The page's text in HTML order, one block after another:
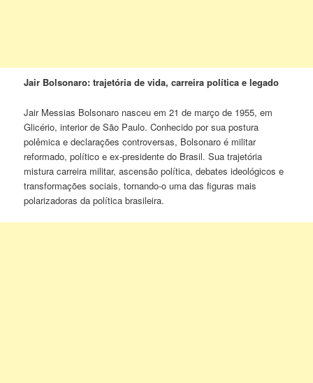
Jair Bolsonaro: trajetória de vida, carreira política e legado
Jair Messias Bolsonaro nasceu em 21 de março de 1955, em
Glicério, interior de São Paulo. Conhecido por sua postura
polêmica e declarações controversas, Bolsonaro é militar
reformado, político e ex-presidente do Brasil. Sua trajetória
mistura carreira militar, ascensão política, debates ideológicos e
transformações sociais, tornando-o uma das figuras mais
polarizadoras da política brasileira.